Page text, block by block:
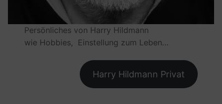
Persönliches von Harry Hildmann
wie Hobbies, Einstellung zum Leben…
Harry Hildmann Privat